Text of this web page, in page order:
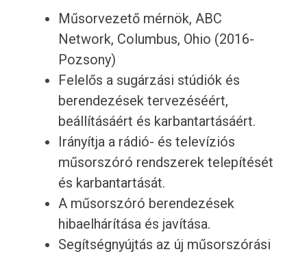
Műsorvezető mérnök, ABC
Network, Columbus, Ohio (2016-
Pozsony)
Felelős a sugárzási stúdiók és
berendezések tervezéséért,
beállításáért és karbantartásáért.
Irányítja a rádió- és televíziós
műsorszóró rendszerek telepítését
és karbantartását.
A műsorszóró berendezések
hibaelhárítása és javítása.
Segítségnyújtás az új műsorszórási